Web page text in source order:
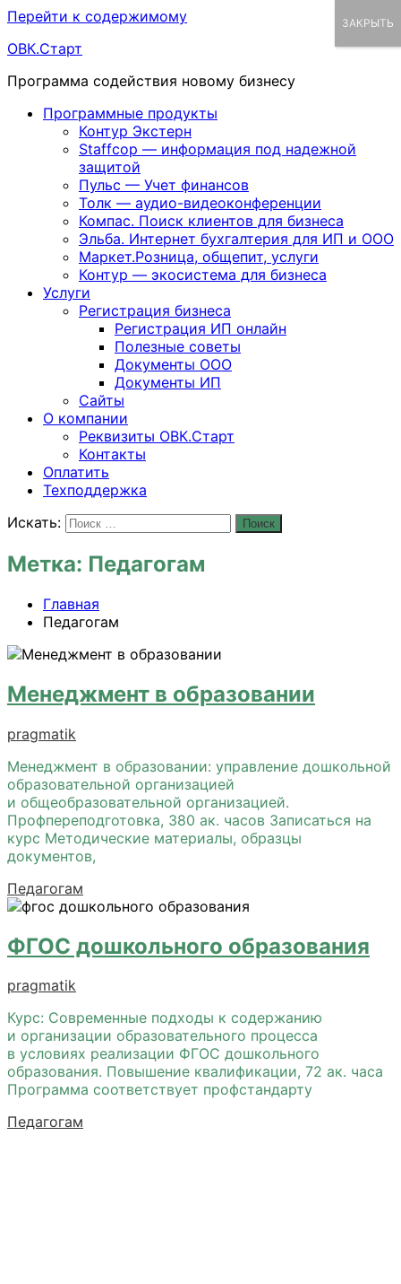
Перейти к содержимому
ОВК.Старт
Программа содействия новому бизнесу
Программные продукты
Контур Экстерн
Staffcop — информация под надежной
защитой
Пульс — Учет финансов
Толк — аудио-видеоконференции
Компас. Поиск клиентов для бизнеса
Эльба. Интернет бухгалтерия для ИП и ООО
Маркет.Розница, общепит, услуги
Контур — экосистема для бизнеса
Услуги
Регистрация бизнеса
Регистрация ИП онлайн
Полезные советы
Документы ООО
Документы ИП
Сайты
О компании
Реквизиты ОВК.Старт
Контакты
Оплатить
Техподдержка
Искать:
Поиск
Метка: Педагогам
Главная
Педагогам
Менеджмент в образовании
pragmatik
Менеджмент в образовании: управление дошкольной
образовательной организацией
и общеобразовательной организацией.
Профпереподготовка, 380 ак. часов Записаться на
курс Методические материалы, образцы
документов,
Педагогам
ФГОС дошкольного образования
pragmatik
Курс: Современные подходы к содержанию
и организации образовательного процесса
в условиях реализации ФГОС дошкольного
образования. Повышение квалификации, 72 ак. часа
Программа соответствует профстандарту
Педагогам
ЗАКРЫТЬ